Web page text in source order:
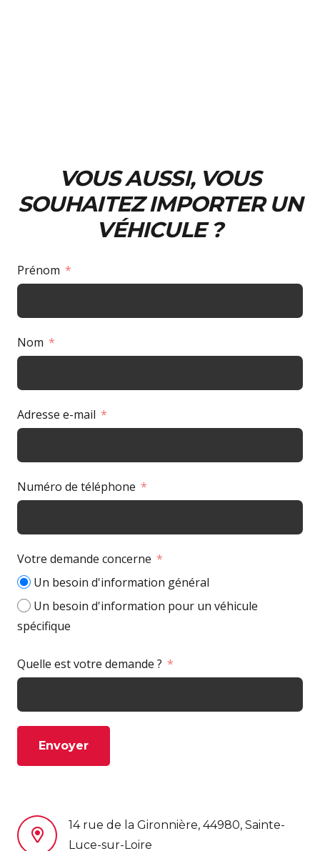
VOUS AUSSI, VOUS
SOUHAITEZ IMPORTER UN
VÉHICULE ?
Prénom
Nom
Adresse e-mail
Numéro de téléphone
Votre demande concerne
Un besoin d'information général
Un besoin d'information pour un véhicule
spécifique
Quelle est votre demande ?
Envoyer
14 rue de la Gironnière, 44980, Sainte-
Luce-sur-Loire